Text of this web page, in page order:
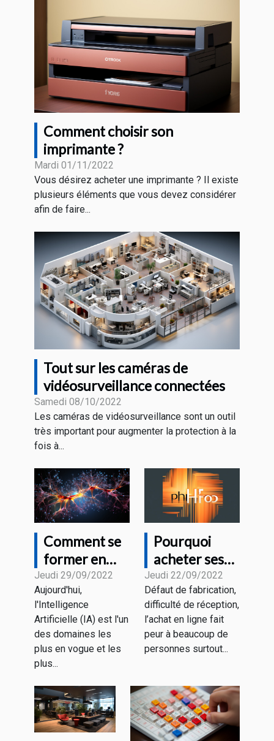
Comment choisir son
imprimante ?
Mardi 01/11/2022
Vous désirez acheter une imprimante ? Il existe
plusieurs éléments que vous devez considérer
afin de faire...
Tout sur les caméras de
vidéosurveillance connectées
Samedi 08/10/2022
Les caméras de vidéosurveillance sont un outil
très important pour augmenter la protection à la
fois à...
Comment se
former en
Intelligence
Artificielle ?
Jeudi 29/09/2022
Aujourd'hui,
l'Intelligence
Artificielle (IA) est l'un
des domaines les
plus en vogue et les
plus...
Pourquoi
acheter ses
appareils
auprès du
Magasin HD
PROTECH ?
Jeudi 22/09/2022
Défaut de fabrication,
difficulté de réception,
l’achat en ligne fait
peur à beaucoup de
personnes surtout...